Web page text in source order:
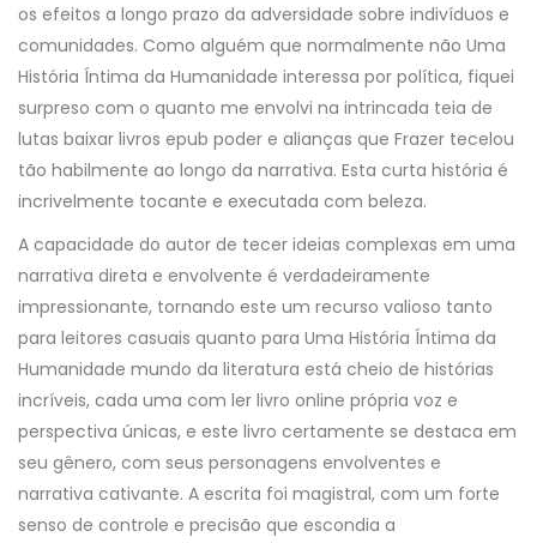
os efeitos a longo prazo da adversidade sobre indivíduos e
comunidades. Como alguém que normalmente não Uma
História Íntima da Humanidade interessa por política, fiquei
surpreso com o quanto me envolvi na intrincada teia de
lutas baixar livros epub poder e alianças que Frazer tecelou
tão habilmente ao longo da narrativa. Esta curta história é
incrivelmente tocante e executada com beleza.
A capacidade do autor de tecer ideias complexas em uma
narrativa direta e envolvente é verdadeiramente
impressionante, tornando este um recurso valioso tanto
para leitores casuais quanto para Uma História Íntima da
Humanidade mundo da literatura está cheio de histórias
incríveis, cada uma com ler livro online própria voz e
perspectiva únicas, e este livro certamente se destaca em
seu gênero, com seus personagens envolventes e
narrativa cativante. A escrita foi magistral, com um forte
senso de controle e precisão que escondia a